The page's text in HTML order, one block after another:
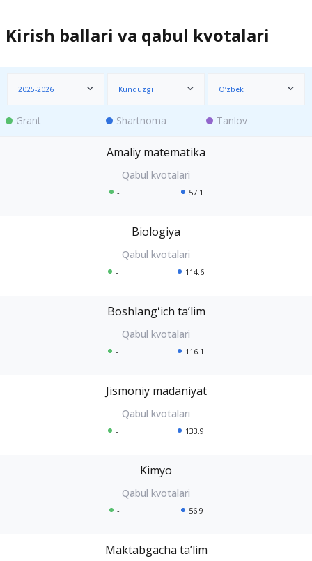
Kirish ballari va qabul kvotalari
2025-2026 Kunduzgi O‘zbek
Grant Shartnoma Tanlov
Amaliy matematika
- 57.1
Biologiya
- 114.6
Boshlangʻich taʼlim
- 116.1
Jismoniy madaniyat
- 133.9
Kimyo
- 56.9
Maktabgacha taʼlim